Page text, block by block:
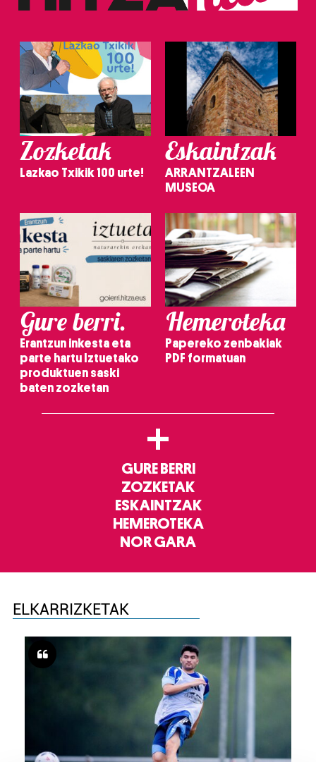
Zozketak
Lazkao Txikik 100 urte!
Eskaintzak
ARRANTZALEEN
MUSEOA
Gure berri.
Erantzun inkesta eta
parte hartu Iztuetako
produktuen saski
baten zozketan
Hemeroteka
Papereko zenbakiak
PDF formatuan
+
GURE BERRI
ZOZKETAK
ESKAINTZAK
HEMEROTEKA
NOR GARA
ELKARRIZKETAK